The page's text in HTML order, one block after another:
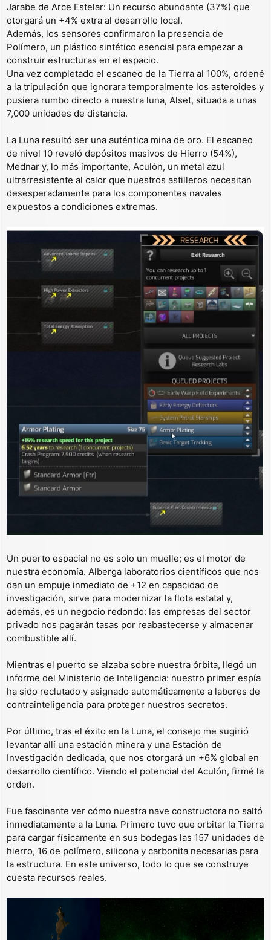
Jarabe de Arce Estelar: Un recurso abundante (37%) que
otorgará un +4% extra al desarrollo local.
Además, los sensores confirmaron la presencia de
Polímero, un plástico sintético esencial para empezar a
construir estructuras en el espacio.
Una vez completado el escaneo de la Tierra al 100%, ordené
a la tripulación que ignorara temporalmente los asteroides y
pusiera rumbo directo a nuestra luna, Alset, situada a unas
7,000 unidades de distancia.
La Luna resultó ser una auténtica mina de oro. El escaneo
de nivel 10 reveló depósitos masivos de Hierro (54%),
Mednar y, lo más importante, Aculón, un metal azul
ultrarresistente al calor que nuestros astilleros necesitan
desesperadamente para los componentes navales
expuestos a condiciones extremas.
Un puerto espacial no es solo un muelle; es el motor de
nuestra economía. Alberga laboratorios científicos que nos
dan un empuje inmediato de +12 en capacidad de
investigación, sirve para modernizar la flota estatal y,
además, es un negocio redondo: las empresas del sector
privado nos pagarán tasas por reabastecerse y almacenar
combustible allí.
Mientras el puerto se alzaba sobre nuestra órbita, llegó un
informe del Ministerio de Inteligencia: nuestro primer espía
ha sido reclutado y asignado automáticamente a labores de
contrainteligencia para proteger nuestros secretos.
Por último, tras el éxito en la Luna, el consejo me sugirió
levantar allí una estación minera y una Estación de
Investigación dedicada, que nos otorgará un +6% global en
desarrollo científico. Viendo el potencial del Aculón, firmé la
orden.
Fue fascinante ver cómo nuestra nave constructora no saltó
inmediatamente a la Luna. Primero tuvo que orbitar la Tierra
para cargar físicamente en sus bodegas las 157 unidades de
hierro, 16 de polímero, silicona y carbonita necesarias para
la estructura. En este universo, todo lo que se construye
cuesta recursos reales.